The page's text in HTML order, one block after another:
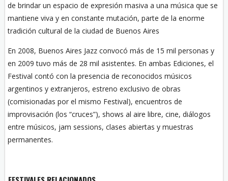
de brindar un espacio de expresión masiva a una música que se
mantiene viva y en constante mutación, parte de la enorme
tradición cultural de la ciudad de Buenos Aires
En 2008, Buenos Aires Jazz convocó más de 15 mil personas y
en 2009 tuvo más de 28 mil asistentes. En ambas Ediciones, el
Festival contó con la presencia de reconocidos músicos
argentinos y extranjeros, estreno exclusivo de obras
(comisionadas por el mismo Festival), encuentros de
improvisación (los “cruces”), shows al aire libre, cine, diálogos
entre músicos, jam sessions, clases abiertas y muestras
permanentes.